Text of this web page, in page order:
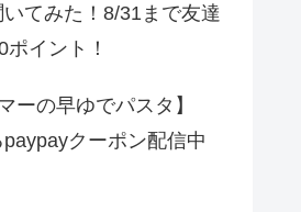
てみた！8/31まで友達
イント！
ーの早ゆでパスタ】
クーポン配信中